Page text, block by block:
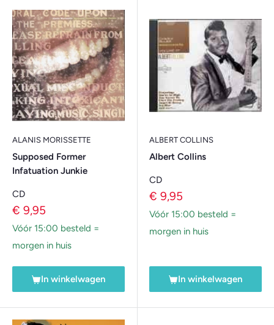
ALANIS MORISSETTE
Supposed Former
Infatuation Junkie
CD
Verkoopprijs
€ 9,95
Vóór 15:00 besteld =
morgen in huis
In winkelwagen
ALBERT COLLINS
Albert Collins
CD
Verkoopprijs
€ 9,95
Vóór 15:00 besteld =
morgen in huis
In winkelwagen